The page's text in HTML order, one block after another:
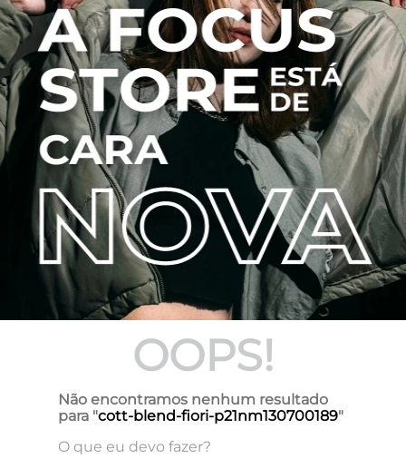
OOPS!
Não encontramos nenhum resultado
para "cott-blend-fiori-p21nm130700189"
O que eu devo fazer?